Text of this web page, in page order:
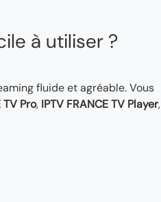
à utiliser ?
fluide et agréable. Vous
TV Pro, IPTV FRANCE TV Player,